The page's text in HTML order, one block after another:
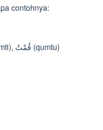
contohnya:
Contoh: قُمْتَ (qumta), قُمْتِ (qumti), قُمْتُ (qumtu)